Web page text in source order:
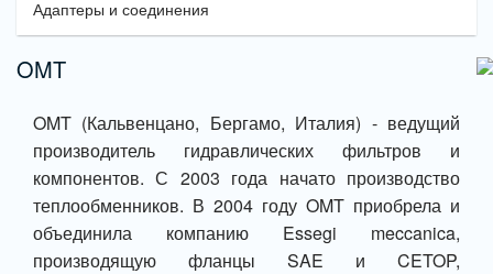
Адаптеры и соединения
OMT
OMT (Кальвенцано, Бергамо, Италия) - ведущий
производитель гидравлических фильтров и
компонентов. С 2003 года начато производство
теплообменников. В 2004 году OMT приобрела и
объединила компанию Essegi meccanica,
производящую фланцы SAE и CETOP,